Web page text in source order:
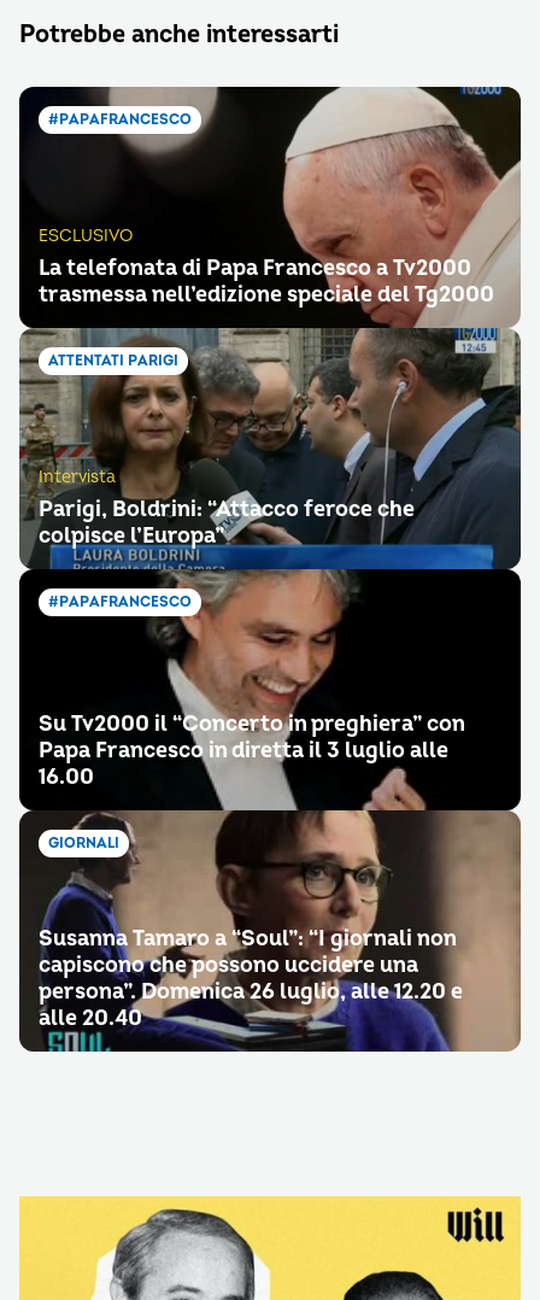
Potrebbe anche interessarti
#PAPAFRANCESCO
ESCLUSIVO
La telefonata di Papa Francesco a Tv2000
trasmessa nell’edizione speciale del Tg2000
ATTENTATI PARIGI
Intervista
Parigi, Boldrini: “Attacco feroce che
colpisce l’Europa”
#PAPAFRANCESCO
Su Tv2000 il “Concerto in preghiera” con
Papa Francesco in diretta il 3 luglio alle
16.00
GIORNALI
Susanna Tamaro a “Soul”: “I giornali non
capiscono che possono uccidere una
persona”. Domenica 26 luglio, alle 12.20 e
alle 20.40